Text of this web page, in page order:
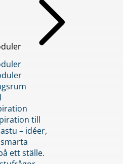
till
– idéer,
ett ställe.